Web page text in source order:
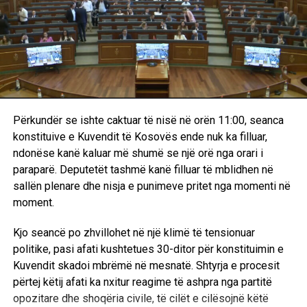
Vetëvendosje për krizë, LVV-ja i përgjigjet me akuza
për sulme
Zhvillimet e sotme dhe ndërprerja e seancës në Kuvendin
e Kosovës kanë nxitur një seri reagimesh të ashpra mes
përfaqësuesve të pozitës dhe opozitës. Derisa Lëvizja
kryeministrit, përfaqësuesit e PDK-së dhe LDK-së e
shohin Lëvizjen Vetëvendosje si përgjegjësen kryesore
për bllokadën dhe përshkallëzimin e situatës.
Basha: Kurti i fton për diskutim, këta sulmojnë e
ofendojnë
Deputeti i Lëvizjes Vetëvendosje, Dimal Basha, përmes
një reagimi në rrjetet sociale, ka kritikuar ashpër sjelljen e
opozitës përballë ftesave të kryeministrit Albin Kurti për
dialog.
“Albin Kurti i fton partitë për diskutime që të arrihet një
Përkundër se ishte caktuar të nisë në orën 11:00, seanca
konstituive e Kuvendit të Kosovës ende nuk ka filluar,
ndonëse kanë kaluar më shumë se një orë nga orari i
paraparë. Deputetët tashmë kanë filluar të mblidhen në
sallën plenare dhe nisja e punimeve pritet nga momenti në
moment.
Kjo seancë po zhvillohet në një klimë të tensionuar
politike, pasi afati kushtetues 30-ditor për konstituimin e
Kuvendit skadoi mbrëmë në mesnatë. Shtyrja e procesit
përtej këtij afati ka nxitur reagime të ashpra nga partitë
opozitare dhe shoqëria civile, të cilët e cilësojnë këtë